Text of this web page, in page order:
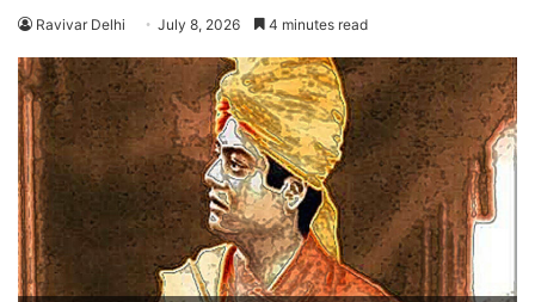
Ravivar Delhi July 8, 2026 4 minutes read